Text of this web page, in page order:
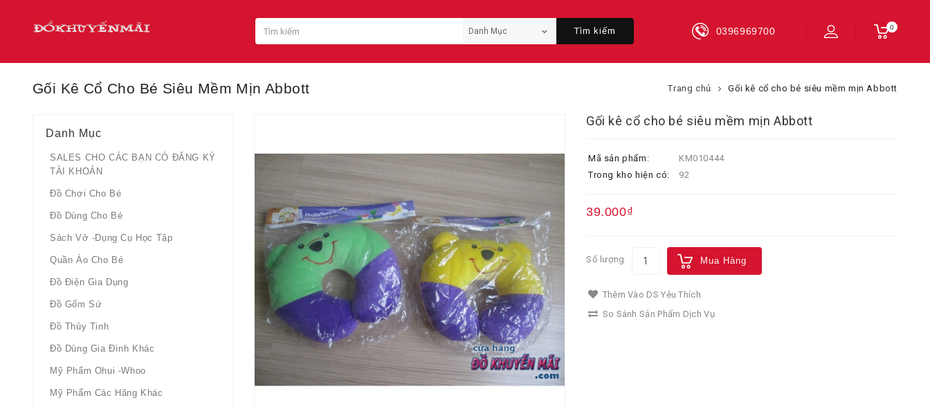
0
0396969700
Tìm kiếm
Gối Kê Cổ Cho Bé Siêu Mềm Mịn Abbott Trang chủ Gối kê cổ cho bé siêu mềm mịn Abbott
Danh Mục
SALES CHO CÁC BẠN CÓ ĐĂNG KÝ
TÀI KHOẢN
Đồ Chơi Cho Bé
Đồ Dùng Cho Bé
Sách Vở -dụng Cụ Học Tập
Quần Áo Cho Bé
Đồ Điện Gia Dụng
Đồ Gốm Sứ
Đồ Thủy Tinh
Đồ Dùng Gia Đình Khác
Mỹ Phẩm Ohui -whoo
Mỹ Phẩm Các Hãng Khác
Gối kê cổ cho bé siêu mềm mịn Abbott
Mã sản phẩm:
KM010444
Trong kho hiện có:
92
39.000₫
Số lượng Mua Hàng
Thêm Vào DS Yêu Thích
So Sánh Sản Phẩm Dịch Vụ